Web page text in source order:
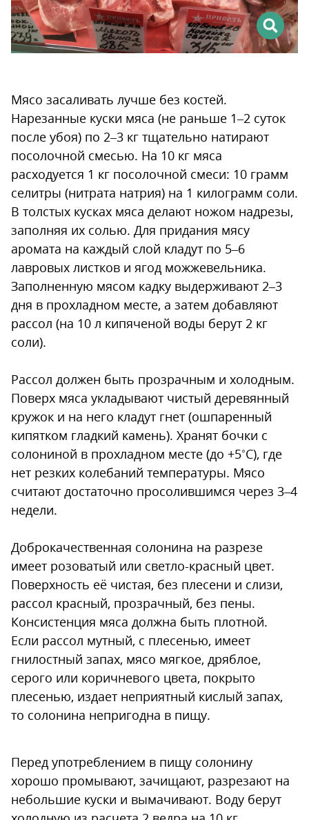
Мясо засаливать лучше без костей.
Нарезанные куски мяса (не раньше 1–2 суток
после убоя) по 2–3 кг тщательно натирают
посолочной смесью. На 10 кг мяса
расходуется 1 кг посолочной смеси: 10 грамм
селитры (нитрата натрия) на 1 килограмм соли.
В толстых кусках мяса делают ножом надрезы,
заполняя их солью. Для придания мясу
аромата на каждый слой кладут по 5–6
лавровых листков и ягод можжевельника.
Заполненную мясом кадку выдерживают 2–3
дня в прохладном месте, а затем добавляют
рассол (на 10 л кипяченой воды берут 2 кг
соли).
Рассол должен быть прозрачным и холодным.
Поверх мяса укладывают чистый деревянный
кружок и на него кладут гнет (ошпаренный
кипятком гладкий камень). Хранят бочки с
солониной в прохладном месте (до +5˚С), где
нет резких колебаний температуры. Мясо
считают достаточно просолившимся через 3–4
недели.
Доброкачественная солонина на разрезе
имеет розоватый или светло-красный цвет.
Поверхность её чистая, без плесени и слизи,
рассол красный, прозрачный, без пены.
Консистенция мяса должна быть плотной.
Если рассол мутный, с плесенью, имеет
гнилостный запах, мясо мягкое, дряблое,
серого или коричневого цвета, покрыто
плесенью, издает неприятный кислый запах,
то солонина непригодна в пищу.
Перед употреблением в пищу солонину
хорошо промывают, зачищают, разрезают на
небольшие куски и вымачивают. Воду берут